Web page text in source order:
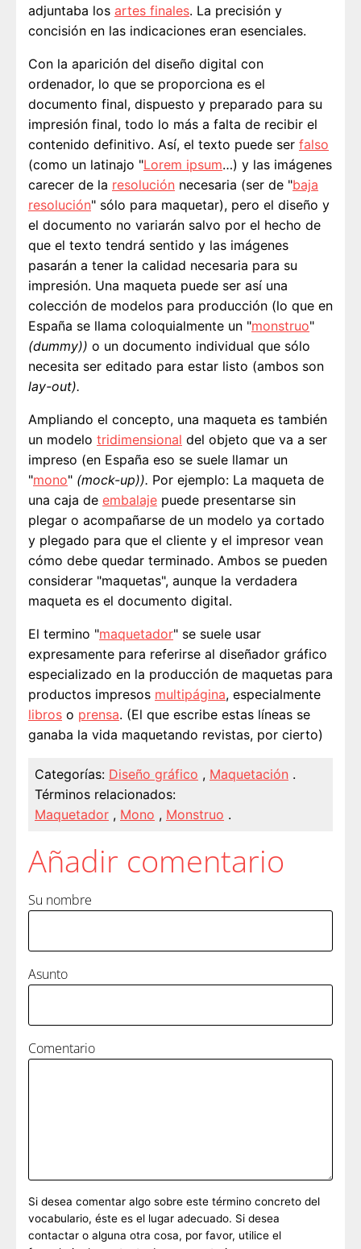
adjuntaba los artes finales. La precisión y
concisión en las indicaciones eran esenciales.
Con la aparición del diseño digital con
ordenador, lo que se proporciona es el
documento final, dispuesto y preparado para su
impresión final, todo lo más a falta de recibir el
contenido definitivo. Así, el texto puede ser falso
(como un latinajo "Lorem ipsum…) y las imágenes
carecer de la resolución necesaria (ser de "baja
resolución" sólo para maquetar), pero el diseño y
el documento no variarán salvo por el hecho de
que el texto tendrá sentido y las imágenes
pasarán a tener la calidad necesaria para su
impresión. Una maqueta puede ser así una
colección de modelos para producción (lo que en
España se llama coloquialmente un "monstruo"
(dummy)) o un documento individual que sólo
necesita ser editado para estar listo (ambos son
lay-out).
Ampliando el concepto, una maqueta es también
un modelo tridimensional del objeto que va a ser
impreso (en España eso se suele llamar un
"mono" (mock-up)). Por ejemplo: La maqueta de
una caja de embalaje puede presentarse sin
plegar o acompañarse de un modelo ya cortado
y plegado para que el cliente y el impresor vean
cómo debe quedar terminado. Ambos se pueden
considerar "maquetas", aunque la verdadera
maqueta es el documento digital.
El termino "maquetador" se suele usar
expresamente para referirse al diseñador gráfico
especializado en la producción de maquetas para
productos impresos multipágina, especialmente
libros o prensa. (El que escribe estas líneas se
ganaba la vida maquetando revistas, por cierto)
Categorías: Diseño gráfico , Maquetación .
Términos relacionados:
Maquetador , Mono , Monstruo .
Añadir comentario
Su nombre
Asunto
Comentario
Si desea comentar algo sobre este término concreto del
vocabulario, éste es el lugar adecuado. Si desea
contactar o alguna otra cosa, por favor, utilice el